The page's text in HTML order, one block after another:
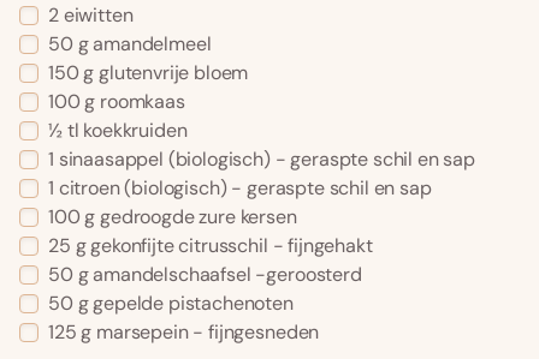
2 eiwitten
50 g amandelmeel
150 g glutenvrije bloem
100 g roomkaas
½ tl koekkruiden
1 sinaasappel (biologisch) - geraspte schil en sap
1 citroen (biologisch) - geraspte schil en sap
100 g gedroogde zure kersen
25 g gekonfijte citrusschil - fijngehakt
50 g amandelschaafsel -geroosterd
50 g gepelde pistachenoten
125 g marsepein - fijngesneden